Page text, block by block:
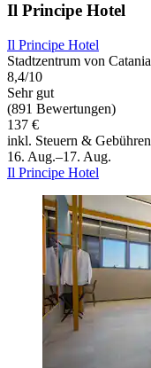
Il Principe Hotel
Il Principe Hotel
Stadtzentrum von Catania
8,4/10
Sehr gut
(891 Bewertungen)
137 €
inkl. Steuern & Gebühren
16. Aug.–17. Aug.
Il Principe Hotel